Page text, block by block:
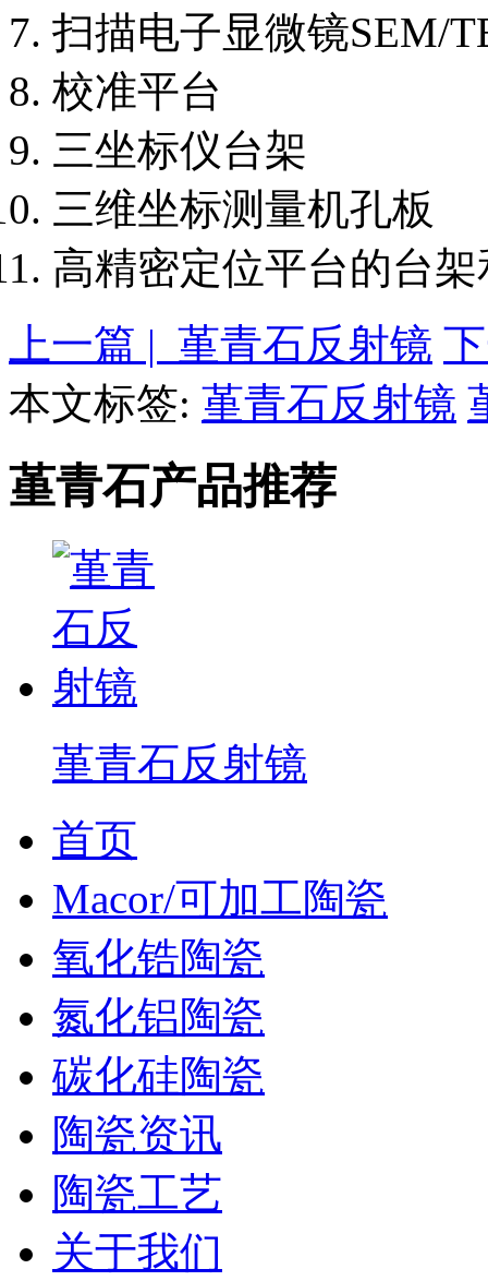
扫描电子显微镜SEM/
校准平台
三坐标仪台架
三维坐标测量机孔板
高精密定位平台的台
上一篇 | 堇青石反射镜
本文标签: 堇青石反射镜
堇青石产品推荐
堇青石反射镜
首页
Macor/可加工陶瓷
氧化锆陶瓷
氮化铝陶瓷
碳化硅陶瓷
陶瓷资讯
陶瓷工艺
关于我们